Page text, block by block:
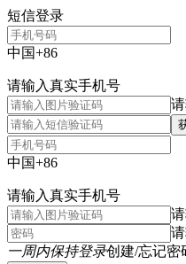
短信登录
中国+86
请输入真实手机号
中国+86
请输入真实手机号
一周内保持登录创建/忘记密